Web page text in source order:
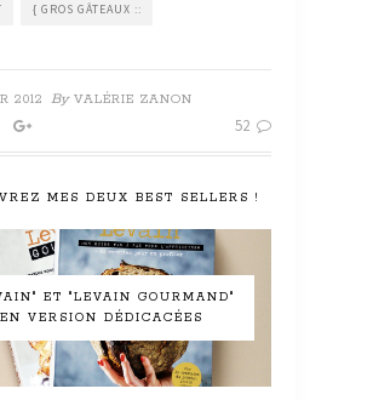
{ GROS GÂTEAUX ::
2012 By VALÉRIE ZANON
52
MES DEUX BEST SELLERS !
ET "LEVAIN GOURMAND"
EN VERSION DÉDICACÉES